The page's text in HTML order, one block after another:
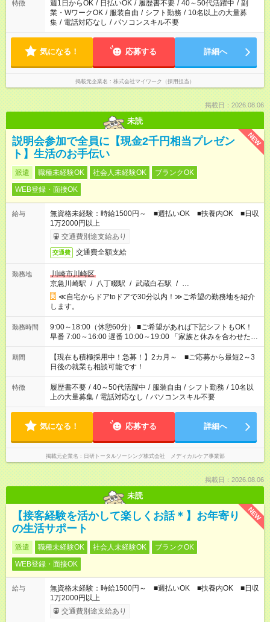
特徴 週1日からOK / 日払いOK / 履歴書不要 / 40～50代活躍中 / 副
業・WワークOK / 服装自由 / シフト勤務 / 10名以上の大量募
集 / 電話対応なし / パソコンスキル不要
気になる！ 応募する 詳細へ
掲載元企業名 株式会社マイワーク（採用担当）
掲載日：2026.08.06
未読
NEW
説明会参加で全員に【現金2千円相当プレゼン
ト】生活のお手伝い
派遣 職種未経験OK 社会人未経験OK
ブランクOK
WEB登録・面接OK
給与
無資格未経験：時給1500円～ ■週払いOK ■扶養内OK ■日収
1万2000円以上
交通費別途支給あり
交通費 交通費全額支給
勤務地
川崎市川崎区
京急川崎駅 / 八丁畷駅 / 武蔵白石駅 / …
≪自宅からドアtoドアで30分以内！≫ご希望の勤務地を紹介
します。
勤務時間
9:00～18:00（休憩60分） ■ご希望があれば下記シフトもOK！
早番 7:00～16:00 遅番 10:00～19:00 「家族と休みを合わせた
い」 「余裕を持って夕飯の準備がしたい」 「できれば残業はし
たくない」 など、ご希望を教えてくださいね。 ※Wワーク希望
の方へ 今ご覧のお仕事で希望する勤務時間と、もう1つのお仕事
の勤務時間。 合計で週40時間を超える場合は応募できません。
期間
【現在も積極採用中！急募！】2カ月～ ■ご応募から最短2～3
日後の就業も相談可能です！
特徴 履歴書不要 / 40～50代活躍中 / 服装自由 / シフト勤務 / 10名以
上の大量募集 / 電話対応なし / パソコンスキル不要
気になる！ 応募する 詳細へ
掲載元企業名 日研トータルソーシング株式会社 メディカルケア事業部
掲載日：2026.08.06
未読
NEW
【接客経験を活かして楽しくお話＊】お年寄り
の生活サポート
派遣 職種未経験OK 社会人未経験OK
ブランクOK
WEB登録・面接OK
給与
無資格未経験：時給1500円～ ■週払いOK ■扶養内OK ■日収
1万2000円以上
交通費別途支給あり